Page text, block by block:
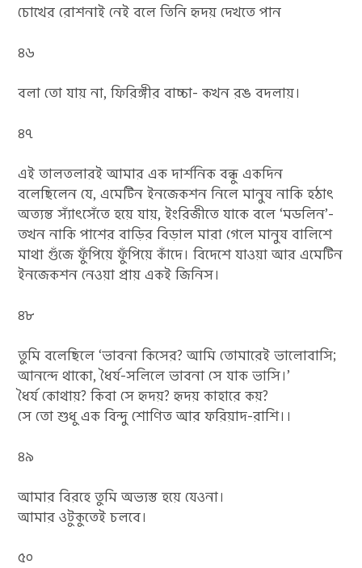
চোখের রোশনাই নেই বলে তিনি হৃদয় দেখতে পান
৪৬
বলা তো যায় না, ফিরিঙ্গীর বাচ্চা- কখন রঙ বদলায়।
৪৭
এই তালতলারই আমার এক দার্শনিক বন্ধু একদিন
বলেছিলেন যে, এমেটিন ইনজেকশন নিলে মানুষ নাকি হঠাৎ
অত্যন্ত স্যাঁৎসেঁতে হয়ে যায়, ইংরিজীতে যাকে বলে ‘মডলিন’-
তখন নাকি পাশের বাড়ির বিড়াল মারা গেলে মানুষ বালিশে
মাথা গুঁজে ফুঁপিয়ে ফুঁপিয়ে কাঁদে। বিদেশে যাওয়া আর এমেটিন
ইনজেকশন নেওয়া প্রায় একই জিনিস।
৪৮
তুমি বলেছিলে ‘ভাবনা কিসের? আমি তোমারেই ভালোবাসি;
আনন্দে থাকো, ধৈর্য-সলিলে ভাবনা সে যাক ভাসি।’
ধৈর্য কোথায়? কিবা সে হৃদয়? হৃদয় কাহারে কয়?
সে তো শুধু এক বিন্দু শোণিত আর ফরিয়াদ-রাশি।।
৪৯
আমার বিরহে তুমি অভ্যস্ত হয়ে যেওনা।
আমার ওটুকুতেই চলবে।
৫০